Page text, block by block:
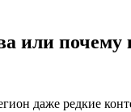
или почему
даже редкие